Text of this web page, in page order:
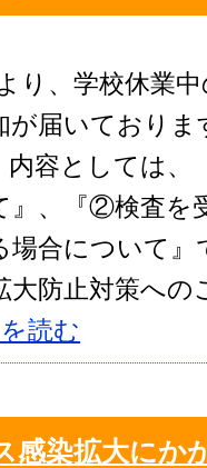
り、学校休業
が届いており
容としては、
』、『②検査を
場合について
大防止対策への
読む
感染拡大にか